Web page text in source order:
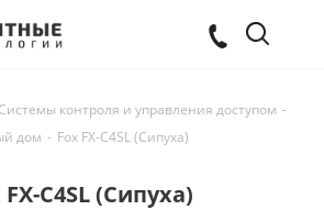
Системы контроля и управления доступом -
дом - Fox FX-C4SL (Сипуха)
FX-C4SL (Сипуха)